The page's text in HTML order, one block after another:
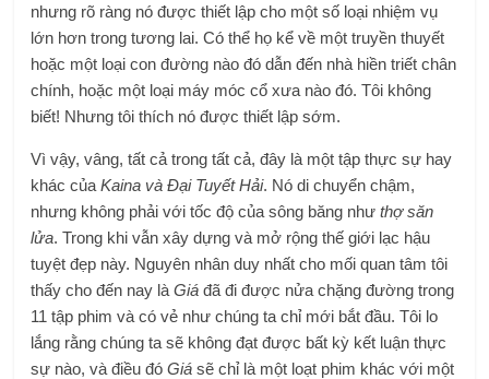
nhưng rõ ràng nó được thiết lập cho một số loại nhiệm vụ
lớn hơn trong tương lai. Có thể họ kể về một truyền thuyết
hoặc một loại con đường nào đó dẫn đến nhà hiền triết chân
chính, hoặc một loại máy móc cổ xưa nào đó. Tôi không
biết! Nhưng tôi thích nó được thiết lập sớm.
Vì vậy, vâng, tất cả trong tất cả, đây là một tập thực sự hay
khác củaKaina và Đại Tuyết Hải. Nó di chuyển chậm,
nhưng không phải với tốc độ của sông băng nhưthợ săn
lửa. Trong khi vẫn xây dựng và mở rộng thế giới lạc hậu
tuyệt đẹp này. Nguyên nhân duy nhất cho mối quan tâm tôi
thấy cho đến nay làGiá đã đi được nửa chặng đường trong
11 tập phim và có vẻ như chúng ta chỉ mới bắt đầu. Tôi lo
lắng rằng chúng ta sẽ không đạt được bất kỳ kết luận thực
sự nào, và điều đóGiá sẽ chỉ là một loạt phim khác với một